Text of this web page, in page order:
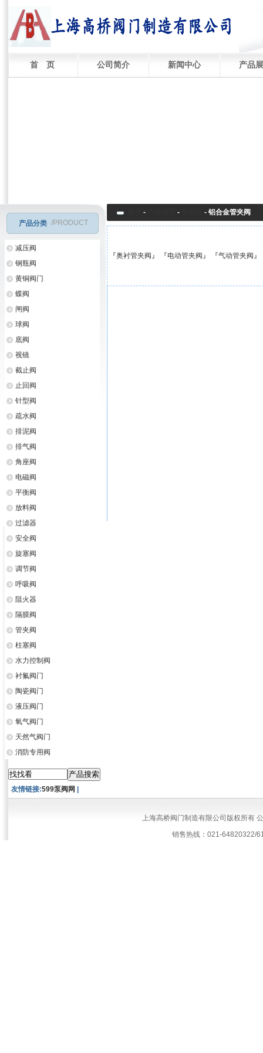
首 页 公司简介 新闻中心 产品
产品分类 /PRODUCT
减压阀
钢瓶阀
黄铜阀门
蝶阀
闸阀
球阀
底阀
视镜
截止阀
止回阀
针型阀
疏水阀
排泥阀
排气阀
角座阀
电磁阀
平衡阀
放料阀
过滤器
安全阀
旋塞阀
调节阀
呼吸阀
阻火器
隔膜阀
管夹阀
柱塞阀
水力控制阀
衬氟阀门
陶瓷阀门
液压阀门
氧气阀门
天然气阀门
消防专用阀
- - - 铝合金管夹阀
『奥衬管夹阀 』 『电动管夹阀 』 『气动管夹阀 』
友情链接:599泵阀网
上海高桥阀门制造有限公司版权所有
销售热线：021-64820322/